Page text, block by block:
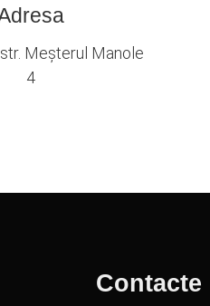
str. Meșterul Manole
4
Contacte